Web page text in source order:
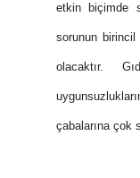
etkin biçimde
sorunun birincil
olacaktır.
çabalarına çok